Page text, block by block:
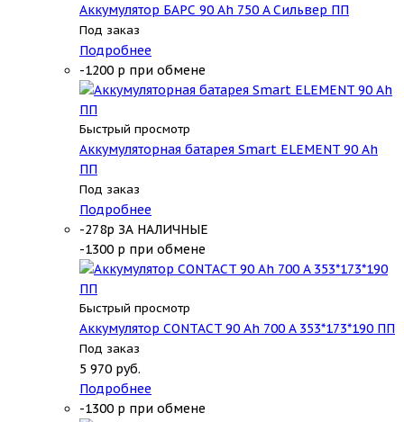
Аккумулятор БАРС 90 Ah 750 A Сильвер ПП
Под заказ
Подробнее
-1200 р при обмене
Быстрый просмотр
Аккумуляторная батарея Smart ELEMENT 90 Ah
ПП
Под заказ
Подробнее
-278р ЗА НАЛИЧНЫЕ
-1300 р при обмене
Быстрый просмотр
Аккумулятор CONTACT 90 Ah 700 A 353*173*190 ПП
Под заказ
5 970 руб.
Подробнее
-1300 р при обмене